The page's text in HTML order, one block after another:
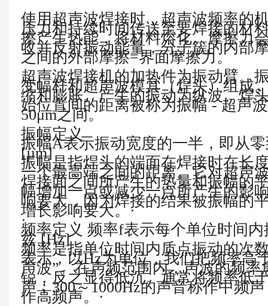
使用超声波焊接时，超声波频率的
压力和持续时间传送至要焊接的材
擦产生热能，将材料熔化。摩擦力
收并反射振动能量，分子簇的内部
之间的外部摩擦=界面摩擦力。
超声波焊接机的加热件为振动臂。
变幅杆和超声波模具（焊头）组成
缩和膨胀。产生的振动为纵波。焊
始位置间的距离被称为振幅-超声
50μm之间。
振幅定义
振幅A表示振动宽度的一半，即从
[µm]
振幅是指焊头的端面在焊接时在长
一个最高端之间的距离。它对超声
焊接面之间所产生的热量和振幅的
幅增加一点或减少一点所产生的影
响要大，因为焊接的结果被振幅的
增长影响要大。 ·
·
频率定义 频率f表示每个单位时间
兹[Hz]
频率是指单位时间内质点振动的次
表示，以Hz为单位，我们把频率高
声波”。在声频范围内，声波的频率
锐，反之显得低沉。通常将频率低
声；300～1000Hz的声音称作中频
作高频声。·